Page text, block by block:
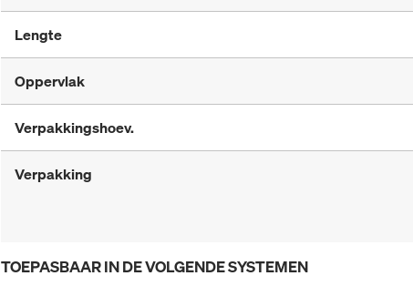
Lengte
Oppervlak
Verpakkingshoev.
Verpakking
TOEPASBAAR IN DE VOLGENDE SYSTEMEN